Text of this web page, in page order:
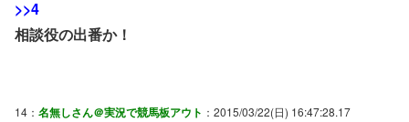
>>4
相談役の出番か！
14： 名無しさん＠実況で競馬板アウト ：2015/03/22(日) 16:47:28.17